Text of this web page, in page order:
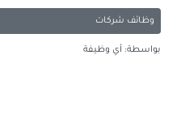
وظائف شركات
بواسطة: أي وظيفة